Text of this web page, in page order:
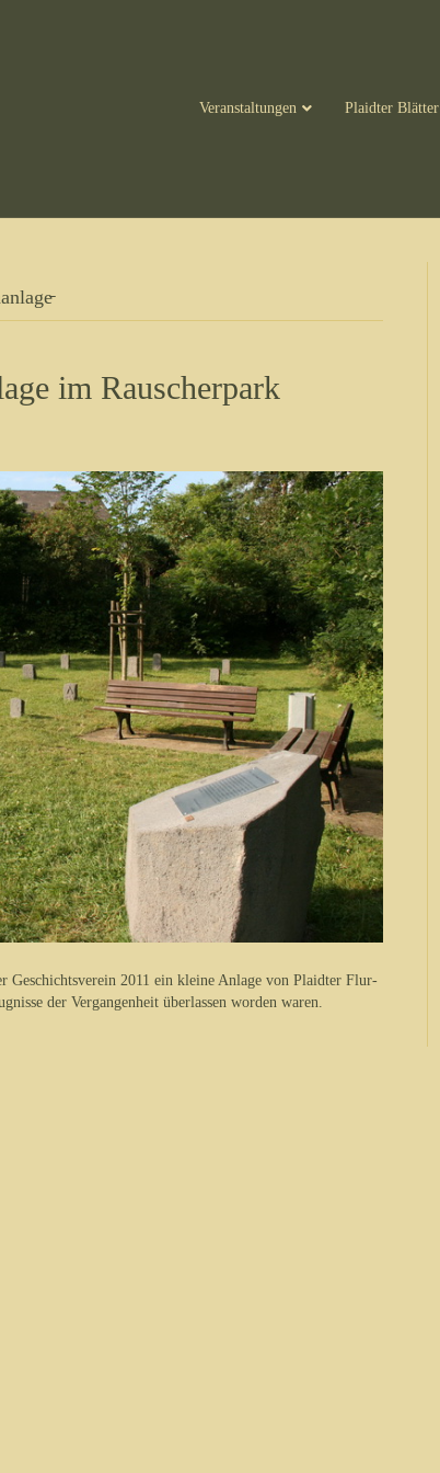
Veranstaltungen Plaidter Blätter
im Rauscherpark
Geschichtsverein 2011 ein kleine Anlage von Plaidter Flur-
der Vergangenheit überlassen worden waren.